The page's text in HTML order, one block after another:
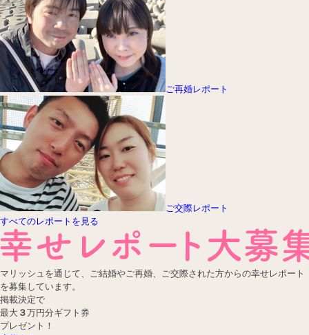
ご再婚レポート
ご交際レポート
すべてのレポートを見る
マリッシュを通じて、ご結婚やご再婚、ご交際された方からの幸せレポート
を募集しています。
掲載決定で
最大 ３万円分ギフト券
プレゼント！